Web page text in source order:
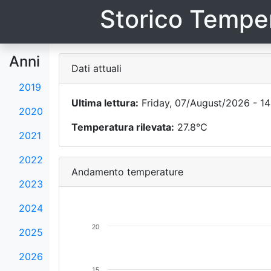
Storico
Anni
2019
2020
2021
2022
2023
2024
2025
2026
Dati attuali
Ultima lettura: Friday, 07/August/2026 -
Temperatura rilevata: 27.8°C
Andamento temperature
20